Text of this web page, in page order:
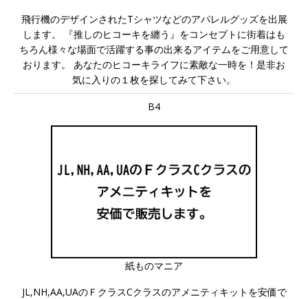
飛行機のデザインされたTシャツなどのアパレルグッズを出展
します。 『推しのヒコーキを纏う』をコンセプトに街着はも
ちろん様々な場面で活躍する事の出来るアイテムをご用意して
おります。 あなたのヒコーキライフに素敵な一時を！是非お
気に入りの１枚を探してみて下さい。
B4
紙ものマニア
JL,NH,AA,UAのＦクラスCクラスのアメニティキットを安価で